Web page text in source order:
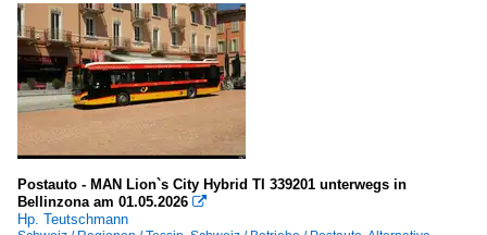
Postauto - MAN Lion`s City Hybrid TI 339201 unterwegs in
Bellinzona am 01.05.2026 
Hp. Teutschmann